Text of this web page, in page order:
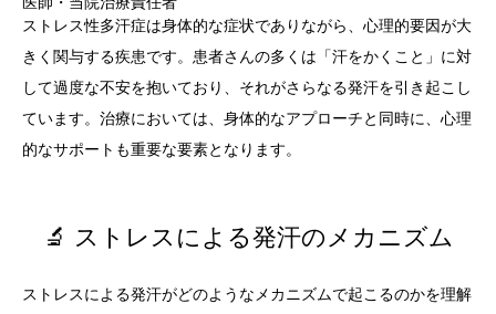
ストレス性多汗症は身体的な症状でありながら、心理的要因が大
きく関与する疾患です。患者さんの多くは「汗をかくこと」に対
して過度な不安を抱いており、それがさらなる発汗を引き起こし
ています。治療においては、身体的なアプローチと同時に、心理
的なサポートも重要な要素となります。
🔬 ストレスによる発汗のメカニズム
ストレスによる発汗がどのようなメカニズムで起こるのかを理解